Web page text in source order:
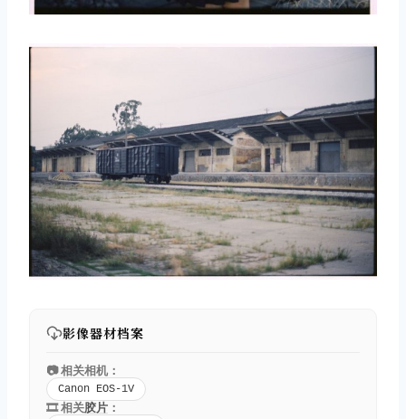
影像器材档案
📷 相关相机：
Canon EOS-1V
🎞️ 相关胶片 ：